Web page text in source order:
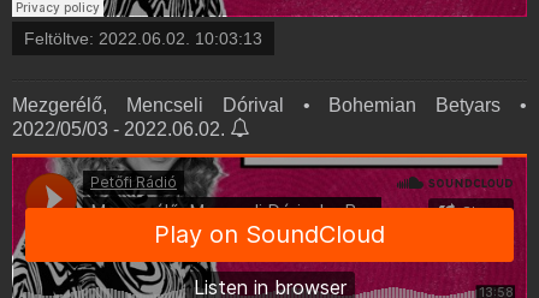
Feltöltve: 2022.06.02. 10:03:13
Mezgerélő, Mencseli Dórival • Bohemian Betyars •
2022/05/03 - 2022.06.02.